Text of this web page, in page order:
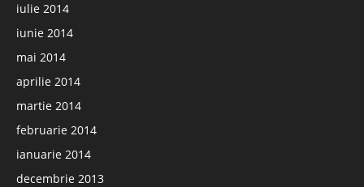
iulie 2014
iunie 2014
mai 2014
aprilie 2014
martie 2014
februarie 2014
ianuarie 2014
decembrie 2013